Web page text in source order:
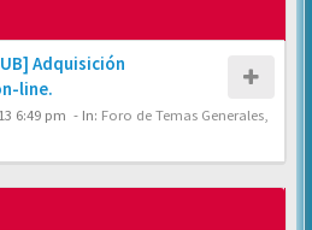
Adquisición
line.
6:49 pm - In: Foro de Temas Generales,